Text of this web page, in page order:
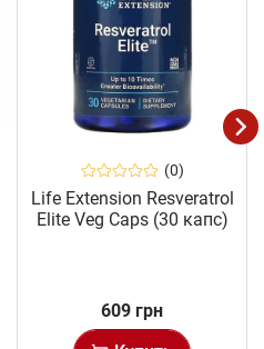
(0)
Life Extension Resveratrol
Elite Veg Caps (30 капс)
609 грн